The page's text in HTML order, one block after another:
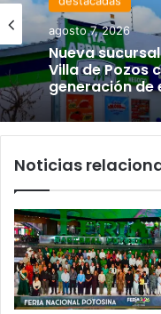
agosto 7, 2026
Nueva
Villa de Pozos
generación de
Noticias